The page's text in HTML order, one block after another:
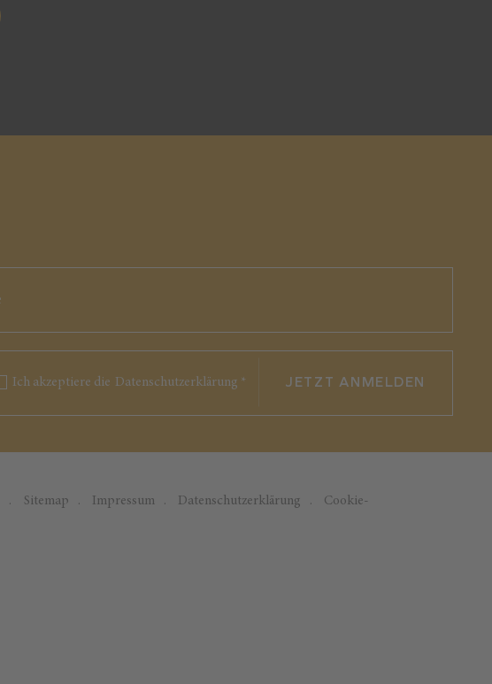
Ich akzeptiere die Datenschutzerklärung * JETZT ANMELDEN
Sitemap Impressum Datenschutzerklärung
Cookie-